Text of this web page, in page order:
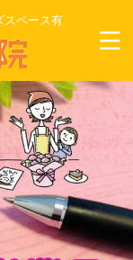
ペース有